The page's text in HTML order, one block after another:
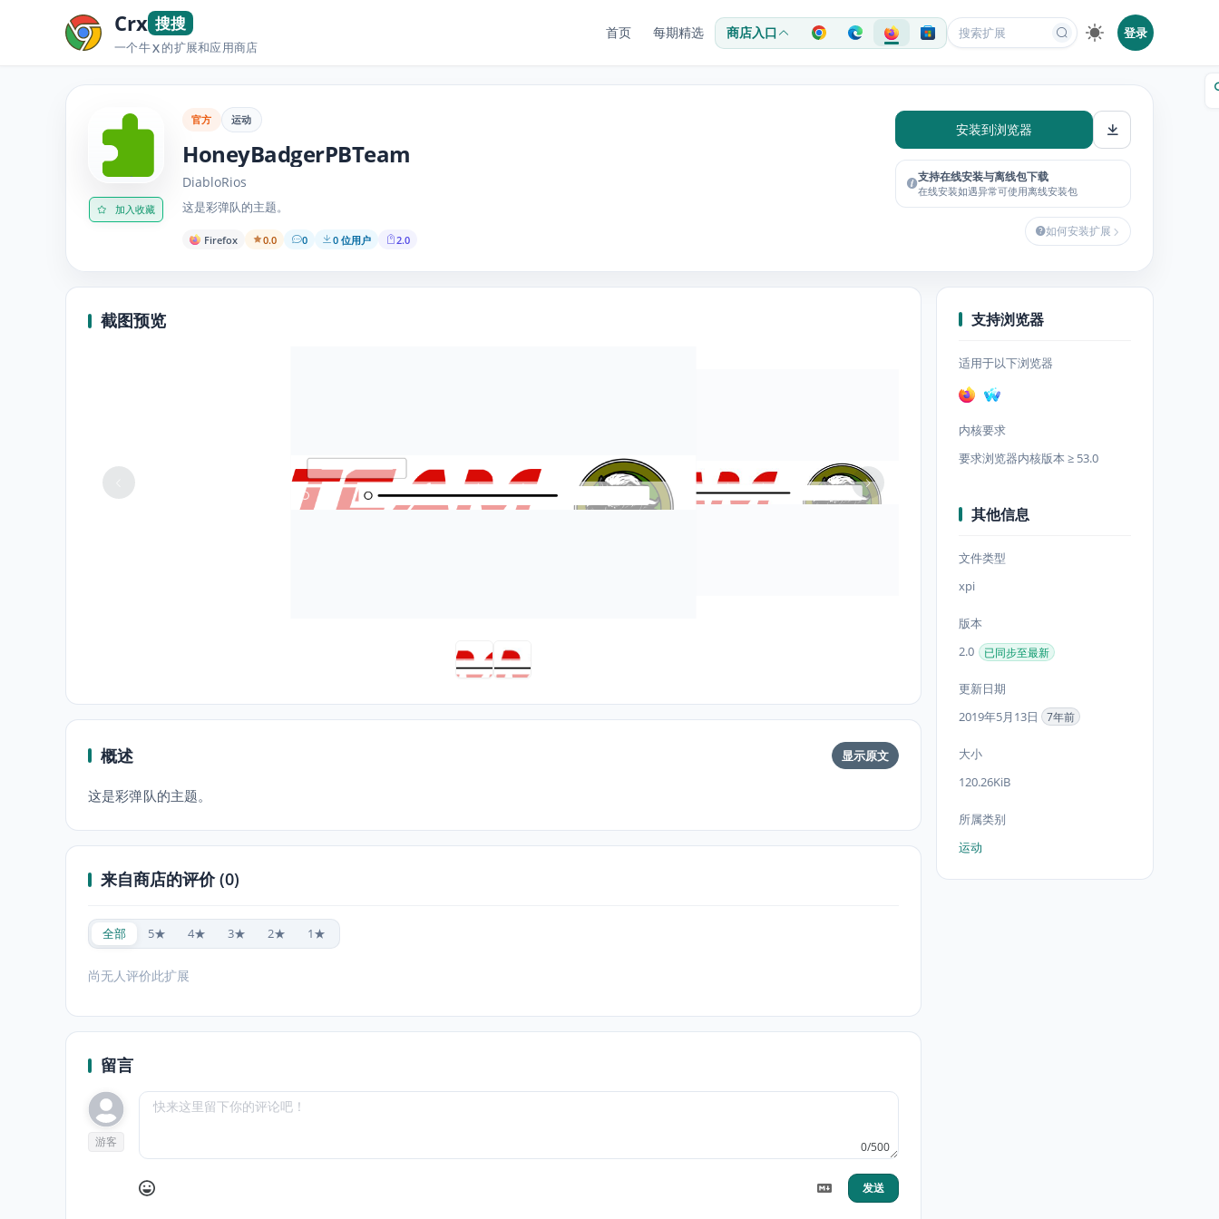
Crx 搜搜
一个牛X的扩展和应用商店
首页 每期精选 商店入口 登录
加入收藏
官方 运动
HoneyBadgerPBTeam
DiabloRios
这是彩弹队的主题。
Firefox 0.0 0 0 位用户 2.0
安装到浏览器
支持在线安装与离线包下载
在线安装如遇异常可使用离线安装包
如何安装扩展
截图预览
概述 显示原文
这是彩弹队的主题。
来自商店的评价 (0)
全部 5★ 4★ 3★ 2★ 1★
尚无人评价此扩展
留言
游客 0/500
发送
支持浏览器
适用于以下浏览器
内核要求
要求浏览器内核版本 ≥ 53.0
其他信息
文件类型
xpi
版本
2.0
已同步至最新
更新日期
2019年5月13日
7年前
大小
120.26KiB
所属类别
运动